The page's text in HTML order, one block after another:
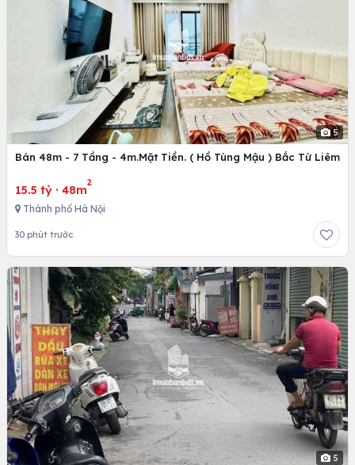
5
Bán 48m - 7 Tầng - 4m.Mặt Tiền. ( Hồ Tùng Mậu ) Bắc Từ Liêm
15.5 tỷ · 48m
2
Thành phố Hà Nội
30 phút trước
5